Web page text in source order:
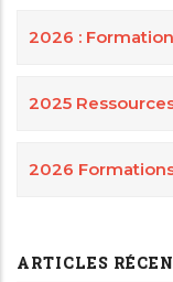
2026 :
2025
2026
ARTICLES